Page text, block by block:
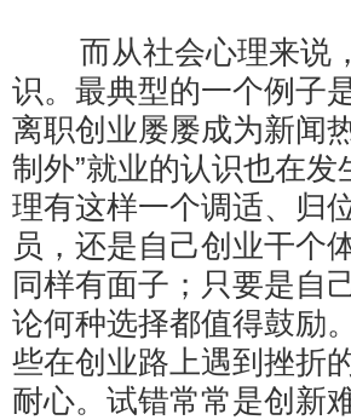
而从社会心理来说，
识。最典型的一个例子
离职创业屡屡成为新闻
制外”就业的认识也在
理有这样一个调适、归
员，还是自己创业干个
同样有面子；只要是自
论何种选择都值得鼓励
些在创业路上遇到挫折
耐心。试错常常是创新